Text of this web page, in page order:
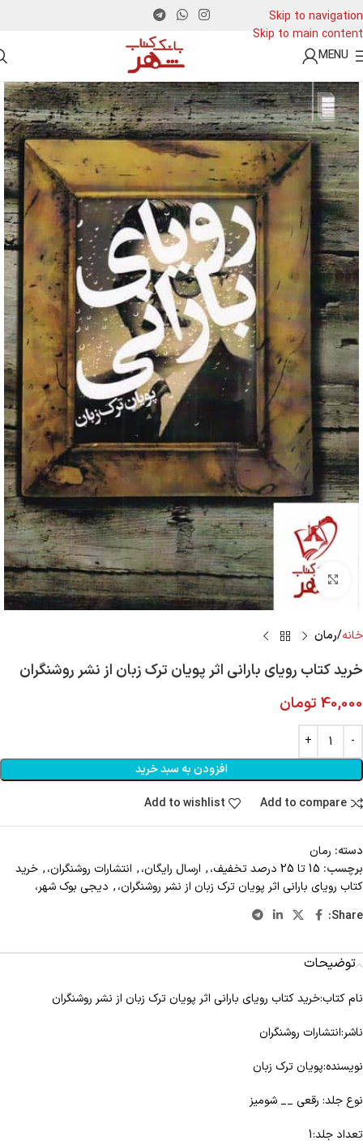
Skip to navigation
Skip to main content
MENU
Click to enlarge
خانه رمان
خرید کتاب رویای بارانی اثر پویان ترک زبان از نشر روشنگران
40,000 تومان
افزودن به سبد خرید
Add to compare
Add to wishlist
دسته: رمان
برچسب: 15 تا 25 درصد تخفیف، , ارسال رایگان،, انتشارات روشنگران،, خرید
کتاب رویای بارانی اثر پویان ترک زبان از نشر روشنگران،, دیجی بوک شهر،
Share:
توضیحات
نام کتاب:خرید کتاب رویای بارانی اثر پویان ترک زبان از نشر روشنگران
ناشر:انتشارات روشنگران
نویسنده:پویان ترک زبان
نوع جلد: رقعی __ شومیز
تعداد جلد:1